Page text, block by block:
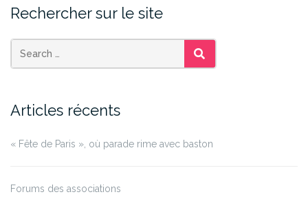
Rechercher sur le site
SEARCH
Articles récents
« Fête de Paris », où parade rime avec baston
Forums des associations